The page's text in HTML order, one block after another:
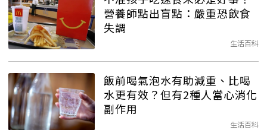
營養師點出盲點：嚴重恐飲食
失調
生活百科
飯前喝氣泡水有助減重、比喝
水更有效？但有2種人當心消化
副作用
生活百科